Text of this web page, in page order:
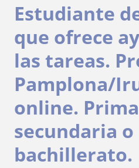
Estudiante
que ofrece
las tareas.
Pamplona/
online.
secundaria o
bachillerato.